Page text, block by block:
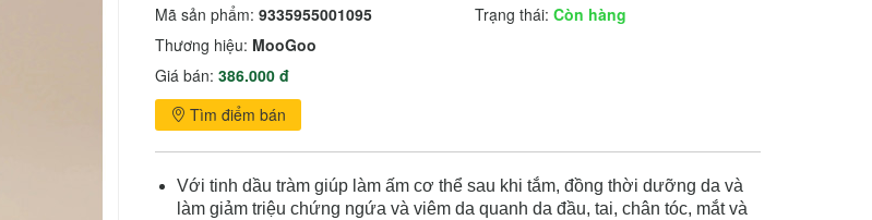
Mã sản phẩm: 9335955001095 Trạng thái: Còn hàng
Thương hiệu: MooGoo
Giá bán: 386.000 đ
Tìm điểm bán
Với tinh dầu tràm giúp làm ấm cơ thể sau khi tắm, đồng thời dưỡng da và
làm giảm triệu chứng ngứa và viêm da quanh da đầu, tai, chân tóc, mắt và